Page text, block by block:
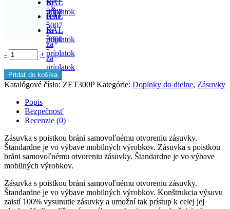
za
príplatok
- v
cene
RAL
2008
-
za
príplatok
RAL
5007
-
za
príplatok
RAL
3000
-
za
príplatok
- +
Pridať do košíka
Katalógové číslo: ZET300P Kategórie: Doplnky do dielne, Zásuvky
Popis
Bezpečnosť
Recenzie (0)
Zásuvka s poistkou bráni samovoľnému otvoreniu zásuvky.
Štandardne je vo výbave mobilných výrobkov. Zásuvka s poistkou
bráni samovoľnému otvoreniu zásuvky. Štandardne je vo výbave
mobilných výrobkov.
Zásuvka s poistkou bráni samovoľnému otvoreniu zásuvky.
Štandardne je vo výbave mobilných výrobkov. Konštrukcia výsuvu
zaistí 100% vysunutie zásuvky a umožní tak prístup k celej jej